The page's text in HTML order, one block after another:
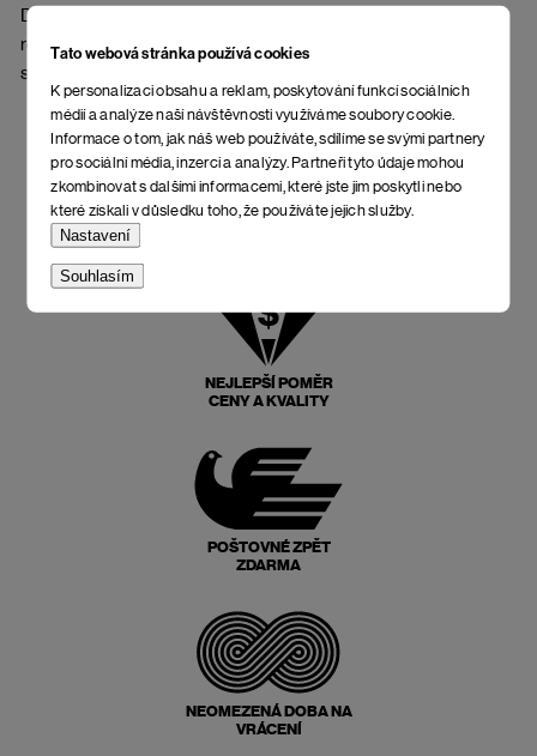
Tato webová stránka používá cookies
K personalizaci obsahu a reklam, poskytování funkcí sociálních
médií a analýze naší návštěvnosti využíváme soubory cookie.
Informace o tom, jak náš web používáte, sdílíme se svými partnery
pro sociální média, inzerci a analýzy. Partneři tyto údaje mohou
zkombinovat s dalšími informacemi, které jste jim poskytli nebo
které získali v důsledku toho, že používáte jejich služby.
Nastavení
Souhlasím
DWR PFC Free. Podšívka i zateplení je rovněž ze 100%
recyklovaného polyesteru s gramáží 160 g/m2. Rukavice jsou
spojeny odnímatelným popruhem.
NEJLEPŠÍ POMĚR
CENY A KVALITY
POŠTOVNÉ ZPĚT
ZDARMA
NEOMEZENÁ DOBA NA
VRÁCENÍ